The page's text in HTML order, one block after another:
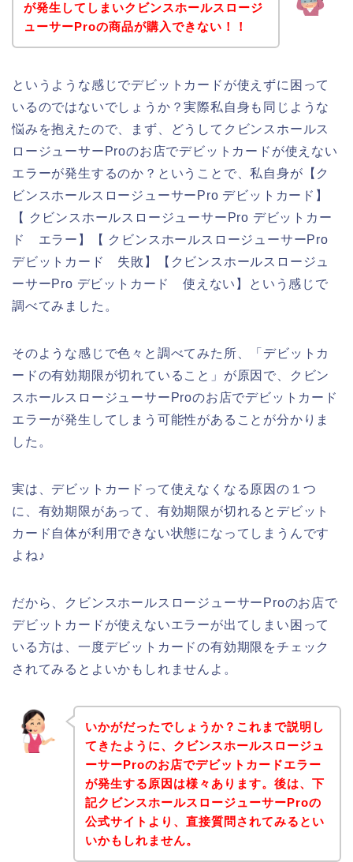
が発生してしまいクビンスホールスロージ
ューサーProの商品が購入できない！！
というような感じでデビットカードが使えずに困って
いるのではないでしょうか？実際私自身も同じような
悩みを抱えたので、まず、どうしてクビンスホールス
ロージューサーProのお店でデビットカードが使えない
エラーが発生するのか？ということで、私自身が【ク
ビンスホールスロージューサーPro デビットカード】
【 クビンスホールスロージューサーPro デビットカー
ド エラー】【 クビンスホールスロージューサーPro
デビットカード 失敗】【クビンスホールスロージュ
ーサーPro デビットカード 使えない】という感じで
調べてみました。
そのような感じで色々と調べてみた所、「デビットカ
ードの有効期限が切れていること」が原因で、クビン
スホールスロージューサーProのお店でデビットカード
エラーが発生してしまう可能性があることが分かりま
した。
実は、デビットカードって使えなくなる原因の１つ
に、有効期限があって、有効期限が切れるとデビット
カード自体が利用できない状態になってしまうんです
よね♪
だから、クビンスホールスロージューサーProのお店で
デビットカードが使えないエラーが出てしまい困って
いる方は、一度デビットカードの有効期限をチェック
されてみるとよいかもしれませんよ。
いかがだったでしょうか？これまで説明し
てきたように、クビンスホールスロージュ
ーサーProのお店でデビットカードエラー
が発生する原因は様々あります。後は、下
記クビンスホールスロージューサーProの
公式サイトより、直接質問されてみるとい
いかもしれません。